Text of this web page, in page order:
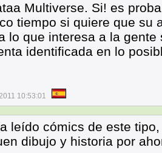
Multiverse. Si! es
tiempo si quiere que su
lo que interesa a la
identificada en lo
10:53:01
leído cómics de este
dibujo y historia por